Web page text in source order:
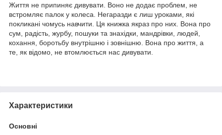
Життя не припиняє дивувати. Воно не додає проблем, не
встромляє палок у колеса. Негаразди є лиш уроками, які
покликані чомусь навчити. Ця книжка якраз про них. Вона про
сум, радість, журбу, пошуки та знахідки, мандрівки, людей,
кохання, боротьбу внутрішню і зовнішню. Вона про життя, а
те, як відомо, не втомлюється нас дивувати.
Характеристики
Основні